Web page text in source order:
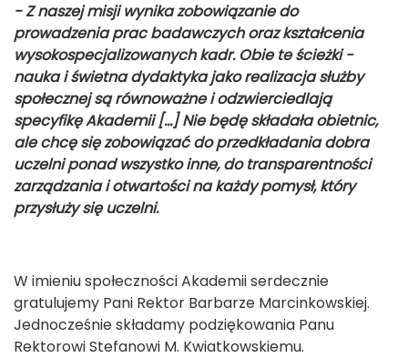
- Z naszej misji wynika zobowiązanie do
prowadzenia prac badawczych oraz kształcenia
wysokospecjalizowanych kadr. Obie te ścieżki -
nauka i świetna dydaktyka jako realizacja służby
społecznej są równoważne i odzwierciedlają
specyfikę Akademii [...] Nie będę składała obietnic,
ale chcę się zobowiązać do przedkładania dobra
uczelni ponad wszystko inne, do transparentności
zarządzania i otwartości na każdy pomysł, który
przysłuży się uczelni.
W imieniu społeczności Akademii serdecznie
gratulujemy Pani Rektor Barbarze Marcinkowskiej.
Jednocześnie składamy podziękowania Panu
Rektorowi Stefanowi M. Kwiatkowskiemu.